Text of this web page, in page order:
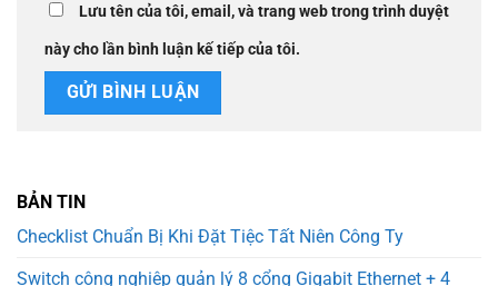
Lưu tên của tôi, email, và trang web trong trình duyệt
này cho lần bình luận kế tiếp của tôi.
BẢN TIN
Checklist Chuẩn Bị Khi Đặt Tiệc Tất Niên Công Ty
Switch công nghiệp quản lý 8 cổng Gigabit Ethernet + 4